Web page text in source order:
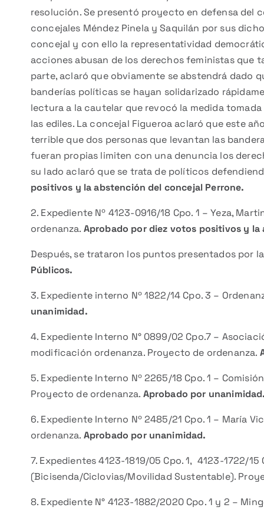
resolución. Se presentó proyecto en defensa del
concejales Méndez Pinela y Saquilán por sus
concejal y con ello la representatividad
acciones abusan de los derechos feministas que
parte, aclaró que obviamente se abstendrá dado
banderías políticas se hayan solidarizado
lectura a la cautelar que revocó la medida
las ediles. La concejal Figueroa aclaró que este
terrible que dos personas que levantan las
fueran propias limiten con una denuncia los
su lado aclaró que se trata de políticos
positivos y la abstención del concejal Perrone.
2. Expediente Nº 4123-0916/18 Cpo. 1 – Yeza,
ordenanza. Aprobado por diez votos positivos y
Después, se trataron los puntos presentados por
Públicos.
3. Expediente interno Nº 1822/14 Cpo. 3 –
unanimidad.
4. Expediente Interno N° 0899/02 Cpo.7 –
modificación ordenanza. Proyecto de ordenanza.
5. Expediente Interno Nº 2265/18 Cpo. 1 –
Proyecto de ordenanza. Aprobado por unanimidad.
6. Expediente Interno Nº 2485/21 Cpo. 1 – María
ordenanza. Aprobado por unanimidad.
7. Expedientes 4123-1819/05 Cpo. 1, 4123-1722/15
(Bicisenda/Ciclovias/Movilidad Sustentable).
8. Expediente N° 4123-1882/2020 Cpo. 1 y 2 –